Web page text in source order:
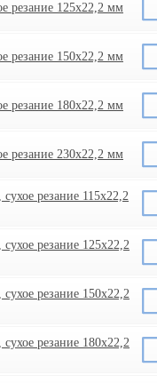
резание 125х22,2 мм
резание 150х22,2 мм
резание 180х22,2 мм
резание 230х22,2 мм
резание 115х22,2
резание 125х22,2
резание 150х22,2
резание 180х22,2